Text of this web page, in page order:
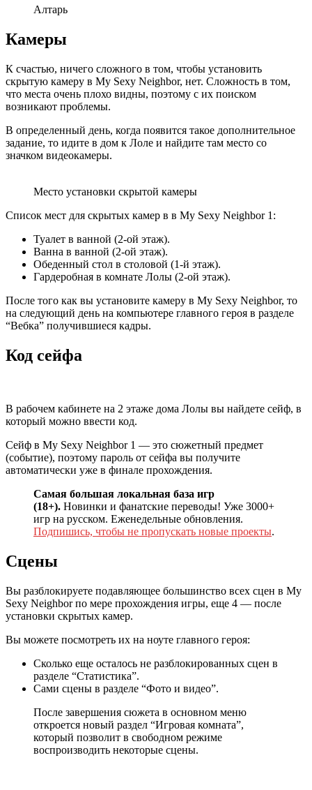
Алтарь
Камеры
К счастью, ничего сложного в том, чтобы установить
скрытую камеру в My Sexy Neighbor, нет. Сложность в том,
что места очень плохо видны, поэтому с их поиском
возникают проблемы.
В определенный день, когда появится такое дополнительное
задание, то идите в дом к Лоле и найдите там место со
значком видеокамеры.
Место установки скрытой камеры
Список мест для скрытых камер в в My Sexy Neighbor 1:
Туалет в ванной (2-ой этаж).
Ванна в ванной (2-ой этаж).
Обеденный стол в столовой (1-й этаж).
Гардеробная в комнате Лолы (2-ой этаж).
После того как вы установите камеру в My Sexy Neighbor, то
на следующий день на компьютере главного героя в разделе
“Вебка” получившиеся кадры.
Код сейфа
В рабочем кабинете на 2 этаже дома Лолы вы найдете сейф, в
который можно ввести код.
Сейф в My Sexy Neighbor 1 — это сюжетный предмет
(событие), поэтому пароль от сейфа вы получите
автоматически уже в финале прохождения.
Самая большая локальная база игр
(18+). Новинки и фанатские переводы! Уже 3000+
игр на русском. Еженедельные обновления.
Подпишись, чтобы не пропускать новые проекты.
Сцены
Вы разблокируете подавляющее большинство всех сцен в My
Sexy Neighbor по мере прохождения игры, еще 4 — после
установки скрытых камер.
Вы можете посмотреть их на ноуте главного героя:
Сколько еще осталось не разблокированных сцен в
разделе “Статистика”.
Сами сцены в разделе “Фото и видео”.
После завершения сюжета в основном меню
откроется новый раздел “Игровая комната”,
который позволит в свободном режиме
воспроизводить некоторые сцены.